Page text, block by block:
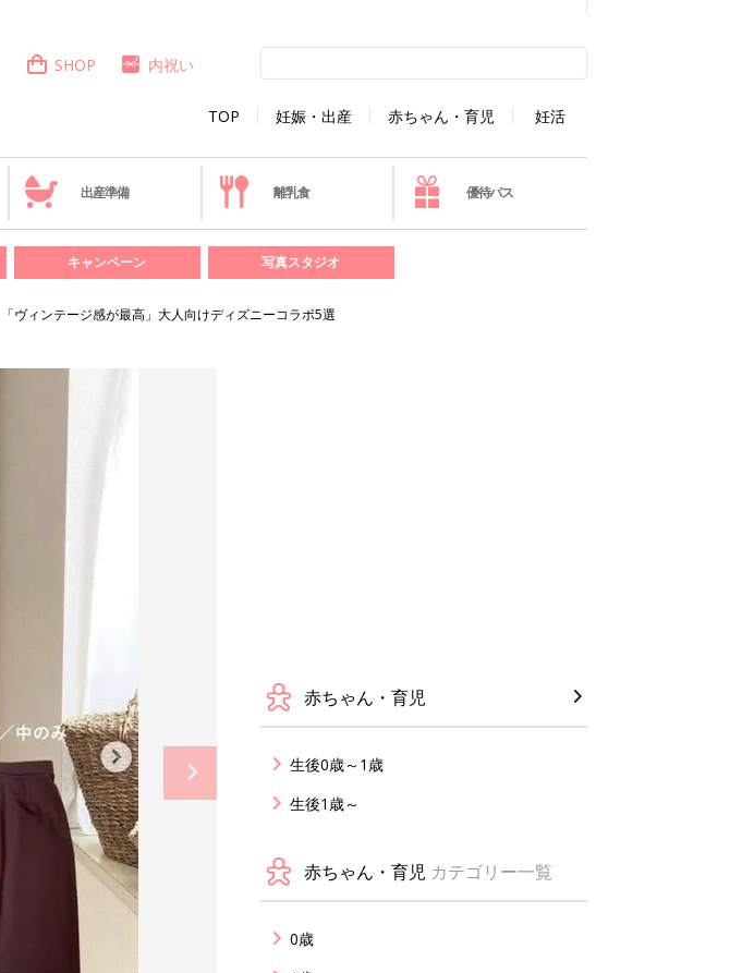
TOP 妊娠・出産 赤ちゃん・育児 妊活
SHOP 内祝い
出産準備 離乳食 優待パス
キャンペーン 写真スタジオ
ヴィンテージ感が最高」大人向けディズニーコラボ5選
赤ちゃん・育児
生後0歳～1歳
生後1歳～
赤ちゃん・育児 カテゴリー一覧
0歳